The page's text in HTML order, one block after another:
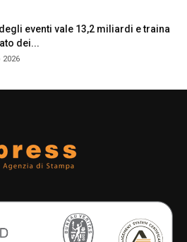
degli eventi vale 13,2 miliardi e traina
dei...
2026